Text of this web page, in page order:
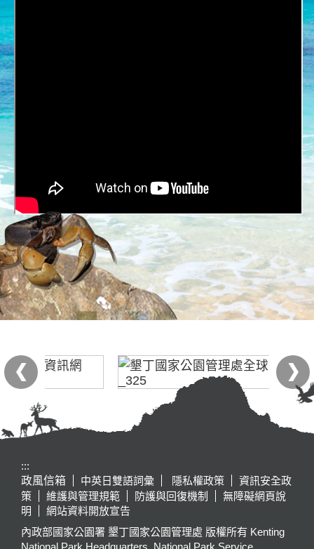
:::
政風信箱
中英日雙語詞彙 隱私權政策
資訊安全政
策
維護與管理規範 防護與回復機制
無障礙網頁說
明
網站資料開放宣告
內政部國家公園署 墾丁國家公園管理處 版權所有 Kenting
National Park Headquarters, National Park Service,